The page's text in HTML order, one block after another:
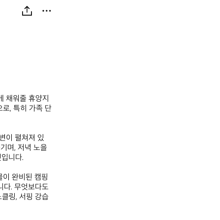
채워줄 휴양지
로, 특히 가족 단
이 펼쳐져 있
며, 저녁 노을
니다.
완비된 캠핑
다. 무엇보다도
링, 서핑 강습